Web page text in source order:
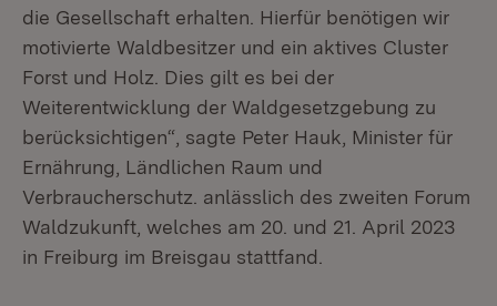
die Gesellschaft erhalten. Hierfür benötigen wir
motivierte Waldbesitzer und ein aktives Cluster
Forst und Holz. Dies gilt es bei der
Weiterentwicklung der Waldgesetzgebung zu
berücksichtigen“, sagte Peter Hauk, Minister für
Ernährung, Ländlichen Raum und
Verbraucherschutz. anlässlich des zweiten Forum
Waldzukunft, welches am 20. und 21. April 2023
in Freiburg im Breisgau stattfand.